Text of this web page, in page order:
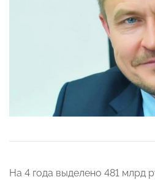
На 4 года выделено 481 млрд